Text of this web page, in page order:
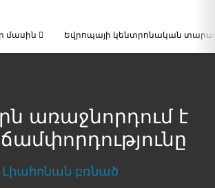
մասին Եվրոպայի կենտրոնական
առաջնորդում է